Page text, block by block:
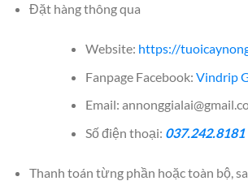
Đặt hàng thông qua
Website: https://
Fanpage Facebook: Vindrip
Email:
Số điện thoại: 037.242.8181
Thanh toán từng phần hoặc toàn bộ,